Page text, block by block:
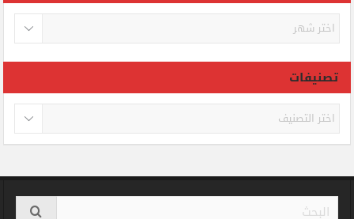
الأرشيف
تصنيفات
تصنيفات